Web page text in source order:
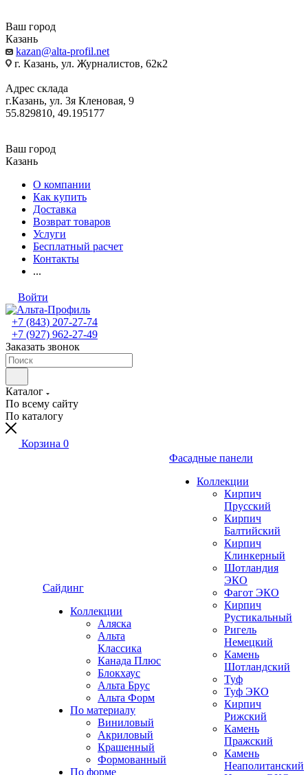
Ваш город
Казань
kazan@alta-profil.net
г. Казань, ул. Журналистов, 62к2
Адрес склада
г.Казань, ул. 3я Кленовая, 9
55.829810, 49.195177
Ваш город
Казань
О компании
Как купить
Доставка
Возврат товаров
Услуги
Бесплатный расчет
Контакты
...
Войти
+7 (843) 207-27-74
+7 (927) 962-27-49
Заказать звонок
Каталог
По всему сайту
По каталогу
Корзина 0
Сайдинг
Коллекции
Аляска
Альта
Классика
Канада Плюс
Блокхаус
Альта Брус
Альта Форм
По материалу
Виниловый
Акриловый
Крашенный
Формованный
По форме
Фасадные панели
Коллекции
Кирпич
Прусский
Кирпич
Балтийский
Кирпич
Клинкерный
Шотландия
ЭКО
Фагот ЭКО
Кирпич
Рустикальный
Ригель
Немецкий
Камень
Шотландский
Туф
Туф ЭКО
Кирпич
Рижский
Камень
Пражский
Камень
Неаполитанский